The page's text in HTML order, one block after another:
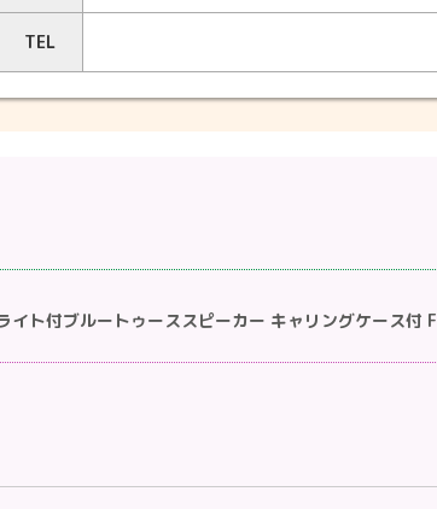
TEL
ト付ブルートゥーススピーカー キャリングケース付 F